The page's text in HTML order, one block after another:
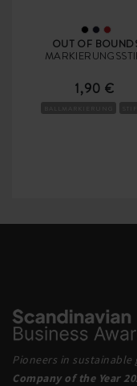
OUT OF
1,90 €
Pioneers in
Company of the Year